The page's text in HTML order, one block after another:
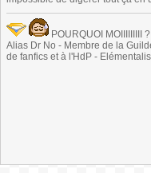
POURQUOI MOIIIIIIIII ?
Alias Dr No - Membre de la
de fanfics et à l'HdP -